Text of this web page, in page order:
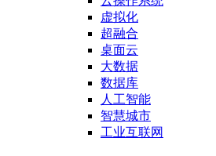
虚拟化
超融合
桌面云
大数据
数据库
人工智能
智慧城市
工业互联网